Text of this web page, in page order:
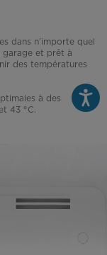
dans n’importe quel
garage et prêt à
des températures
à des
43 °C.